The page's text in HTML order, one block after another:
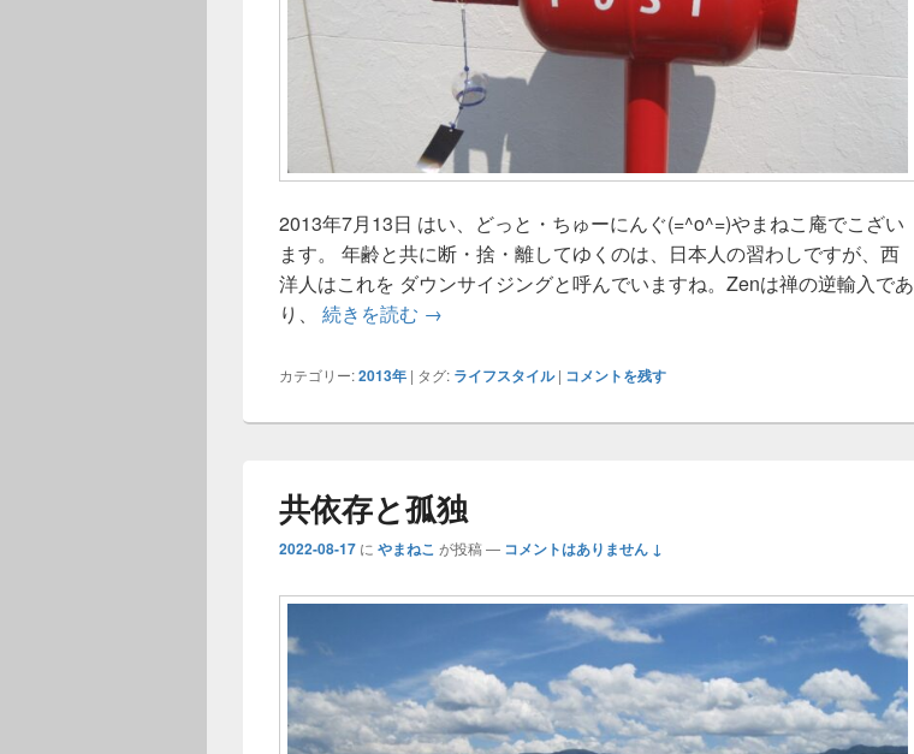
2013年7月13日 はい、どっと・ちゅーにんぐ(=^o^=)やまねこ庵でこざい
ます。 年齢と共に断・捨・離してゆくのは、日本人の習わしですが、西
洋人はこれを ダウンサイジングと呼んでいますね。Zenは禅の逆輸入であ
り、 続きを読む ダウンサイジングのすすめ
→
カテゴリー:2013年 | タグ: ライフスタイル | コメントを残す
共依存と孤独
2022-08-17 に やまねこ が投稿 — コメントはありません ↓